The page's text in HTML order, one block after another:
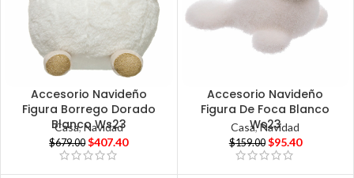
Accesorio Navideño
Figura Borrego Dorado
Blanco Ws23
Casa,Navidad
$679.00 $407.40
Accesorio Navideño
Figura De Foca Blanco
Ws23
Casa,Navidad
$159.00 $95.40